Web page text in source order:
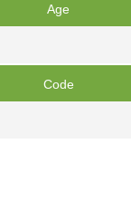
Age
Code